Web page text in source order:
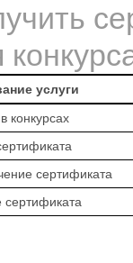
услуги
конкурсах
сертификата
сертификата